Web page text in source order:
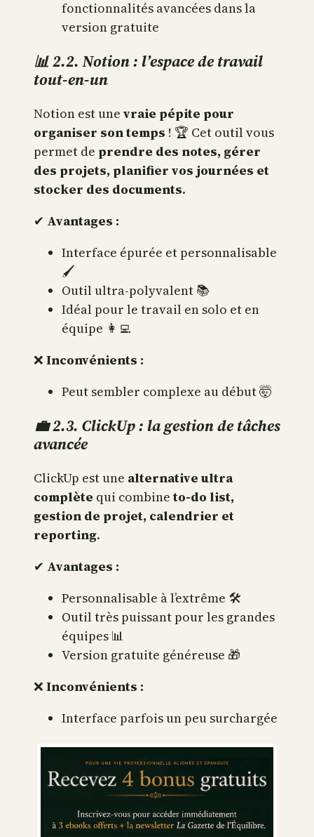
fonctionnalités avancées dans la
version gratuite
📊 2.2. Notion : l’espace de travail
tout-en-un
Notion est une vraie pépite pour
organiser son temps ! 🏆 Cet outil vous
permet de prendre des notes, gérer
des projets, planifier vos journées et
stocker des documents.
✔ Avantages :
Interface épurée et personnalisable
🖌
Outil ultra-polyvalent 📚
Idéal pour le travail en solo et en
équipe 👩‍💻
❌ Inconvénients :
Peut sembler complexe au début 🤯
💼 2.3. ClickUp : la gestion de tâches
avancée
ClickUp est une alternative ultra
complète qui combineto-do list,
gestion de projet, calendrier et
reporting.
✔ Avantages :
Personnalisable à l’extrême 🛠
Outil très puissant pour les grandes
équipes 📊
Version gratuite généreuse 🎁
❌ Inconvénients :
Interface parfois un peu surchargée